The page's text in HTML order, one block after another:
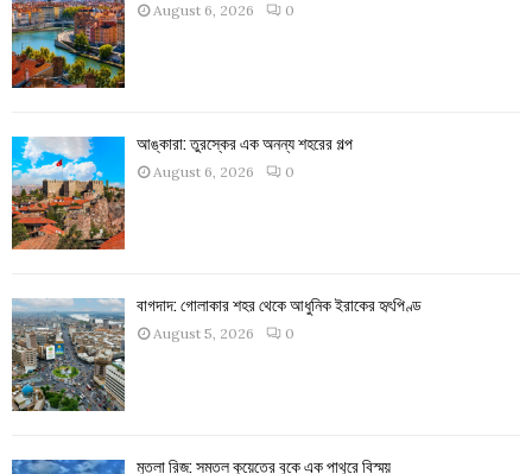
August 6, 2026 0
আঙ্কারা: তুরস্কের এক অনন্য শহরের গল্প
August 6, 2026 0
বাগদাদ: গোলাকার শহর থেকে আধুনিক ইরাকের হৃৎপিণ্ড
August 5, 2026 0
মুতলা রিজ: সমতল কুয়েতের বুকে এক পাথুরে বিস্ময়